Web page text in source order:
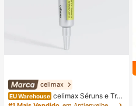
celimax
EU Warehouse celimax Séruns e Trat
amento Facial